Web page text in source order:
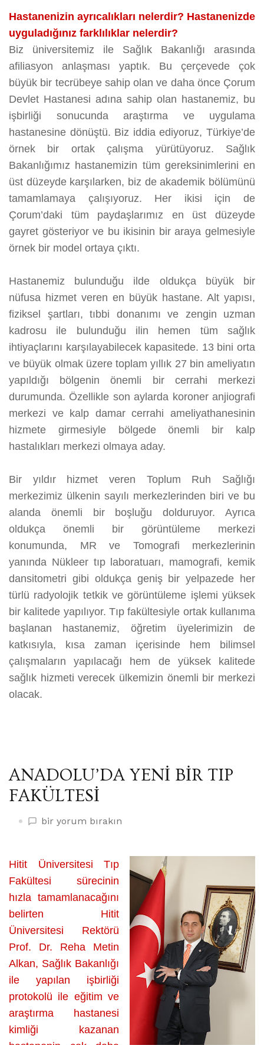
Hastanenizin ayrıcalıkları nelerdir? Hastanenizde
uyguladığınız farklılıklar nelerdir?
Biz üniversitemiz ile Sağlık Bakanlığı arasında
afiliasyon anlaşması yaptık. Bu çerçevede çok
büyük bir tecrübeye sahip olan ve daha önce Çorum
Devlet Hastanesi adına sahip olan hastanemiz, bu
işbirliği sonucunda araştırma ve uygulama
hastanesine dönüştü. Biz iddia ediyoruz, Türkiye’de
örnek bir ortak çalışma yürütüyoruz. Sağlık
Bakanlığımız hastanemizin tüm gereksinimlerini en
üst düzeyde karşılarken, biz de akademik bölümünü
tamamlamaya çalışıyoruz. Her ikisi için de
Çorum’daki tüm paydaşlarımız en üst düzeyde
gayret gösteriyor ve bu ikisinin bir araya gelmesiyle
örnek bir model ortaya çıktı.
Hastanemiz bulunduğu ilde oldukça büyük bir
nüfusa hizmet veren en büyük hastane. Alt yapısı,
fiziksel şartları, tıbbi donanımı ve zengin uzman
kadrosu ile bulunduğu ilin hemen tüm sağlık
ihtiyaçlarını karşılayabilecek kapasitede. 13 bini orta
ve büyük olmak üzere toplam yıllık 27 bin ameliyatın
yapıldığı bölgenin önemli bir cerrahi merkezi
durumunda. Özellikle son aylarda koroner anjiografi
merkezi ve kalp damar cerrahi ameliyathanesinin
hizmete girmesiyle bölgede önemli bir kalp
hastalıkları merkezi olmaya aday.
Bir yıldır hizmet veren Toplum Ruh Sağlığı
merkezimiz ülkenin sayılı merkezlerinden biri ve bu
alanda önemli bir boşluğu dolduruyor. Ayrıca
oldukça önemli bir görüntüleme merkezi
konumunda, MR ve Tomografi merkezlerinin
yanında Nükleer tıp laboratuarı, mamografi, kemik
dansitometri gibi oldukça geniş bir yelpazede her
türlü radyolojik tetkik ve görüntüleme işlemi yüksek
bir kalitede yapılıyor. Tıp fakültesiyle ortak kullanıma
başlanan hastanemiz, öğretim üyelerimizin de
katkısıyla, kısa zaman içerisinde hem bilimsel
çalışmaların yapılacağı hem de yüksek kalitede
sağlık hizmeti verecek ülkemizin önemli bir merkezi
olacak.
ANADOLU’DA YENİ BİR TIP
FAKÜLTESİ
ANADOLU’DA
TIP
FAKÜLTESİ
üzerine
bir yorum bırakın
Hitit Üniversitesi Tıp
Fakültesi sürecinin
hızla tamamlanacağını
belirten Hitit
Üniversitesi Rektörü
Prof. Dr. Reha Metin
Alkan, Sağlık Bakanlığı
ile yapılan işbirliği
protokolü ile eğitim ve
araştırma hastanesi
kimliği kazanan